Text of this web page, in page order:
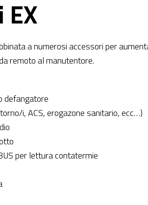
a numerosi accessori per
remoto al manutentore.
defangatore
i, ACS, erogazone sanitario, ecc…)
per lettura contatermie